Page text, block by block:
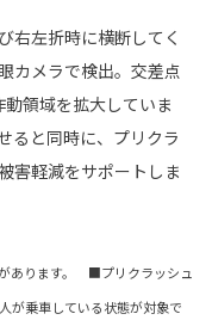
右左折時に横断してく
カメラで検出。交差点
領域を拡大していま
ると同時に、プリクラ
害軽減をサポートしま
あります。 ■プリクラッシュ
乗車している状態が対象で